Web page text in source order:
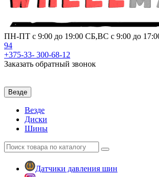
ПН-ПТ с 9:00 до 19:00 СБ,ВС с 9:00 до
94
+375-33- 300-68-12
Заказать обратный звонок
Везде
Везде
Диски
Шины
Датчики давления шин